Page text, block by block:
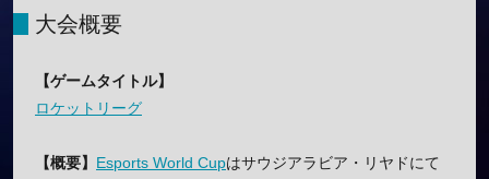
大会概要
【ゲームタイトル】
ロケットリーグ
【概要】 Esports World Cupはサウジアラビア・リヤドにて